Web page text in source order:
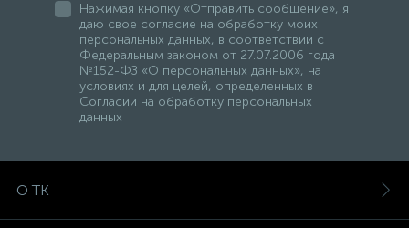
Нажимая кнопку «Отправить сообщение», я
даю свое согласие на обработку моих
персональных данных, в соответствии с
Федеральным законом от 27.07.2006 года
№152-ФЗ «О персональных данных», на
условиях и для целей, определенных в
Согласии на обработку персональных
данных
О ТК